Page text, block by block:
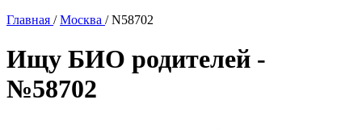
Главная / Москва /N58702
Ищу БИО родителей -
№58702